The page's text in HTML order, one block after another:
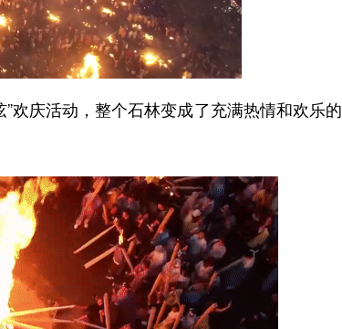
庆活动，整个石林变成了充满热情和欢乐的